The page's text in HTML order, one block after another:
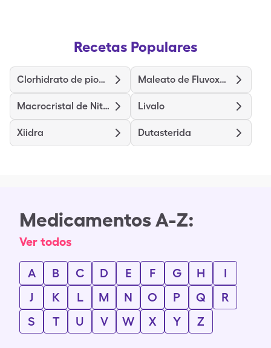
Recetas Populares
Clorhidrato de pioglitazona Maleato de Fluvoxamina
Macrocristal de Nitrofurantoína Livalo
Xiidra Dutasterida
Medicamentos A-Z:
Ver todos
A B C D E F G H
I
J
K L M N O P Q
R
S
T U V W X Y Z